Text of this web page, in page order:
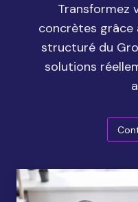
Transformez
concrètes grâce
structuré du
solutions